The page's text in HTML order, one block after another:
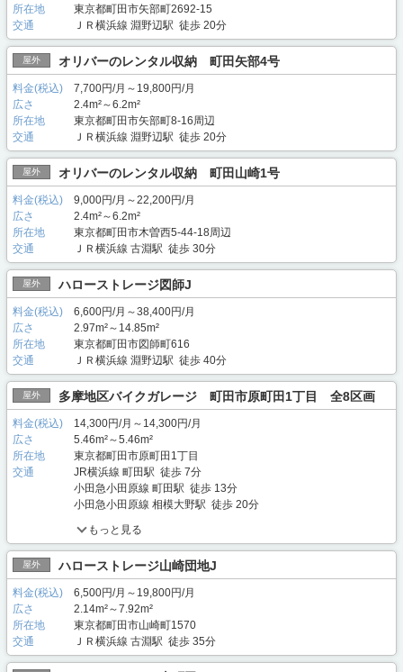
所在地
東京都町田市矢部町2692-15
交通
ＪＲ横浜線 淵野辺駅 徒歩 20分
屋外 オリバーのレンタル収納 町田矢部4号
料金(税込)
7,700円/月～19,800円/月
広さ
2.4m²～6.2m²
所在地
東京都町田市矢部町8-16周辺
交通
ＪＲ横浜線 淵野辺駅 徒歩 20分
屋外 オリバーのレンタル収納 町田山崎1号
料金(税込)
9,000円/月～22,200円/月
広さ
2.4m²～6.2m²
所在地
東京都町田市木曽西5-44-18周辺
交通
ＪＲ横浜線 古淵駅 徒歩 30分
屋外 ハローストレージ図師J
料金(税込)
6,600円/月～38,400円/月
広さ
2.97m²～14.85m²
所在地
東京都町田市図師町616
交通
ＪＲ横浜線 淵野辺駅 徒歩 40分
屋外 多摩地区バイクガレージ 町田市原町田1丁目 全8区画
料金(税込)
14,300円/月～14,300円/月
広さ
5.46m²～5.46m²
所在地
東京都町田市原町田1丁目
交通
JR横浜線 町田駅 徒歩 7分
小田急小田原線 町田駅 徒歩 13分
小田急小田原線 相模大野駅 徒歩 20分
もっと見る
屋外 ハローストレージ山崎団地J
料金(税込)
6,500円/月～19,800円/月
広さ
2.14m²～7.92m²
所在地
東京都町田市山崎町1570
交通
ＪＲ横浜線 古淵駅 徒歩 35分